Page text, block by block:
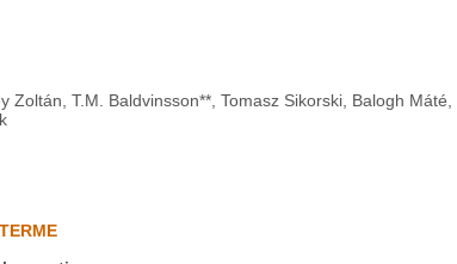
T.M. Baldvinsson**, Tomasz Sikorski, Balogh Máté,